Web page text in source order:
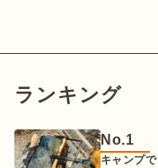
ランキング
No.1
キャンプ